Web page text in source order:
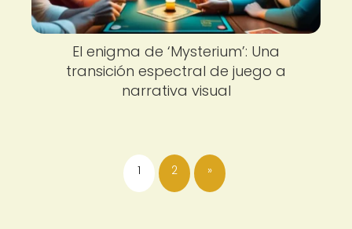
El enigma de ‘Mysterium’: Una
transición espectral de juego a
narrativa visual
1 2 »